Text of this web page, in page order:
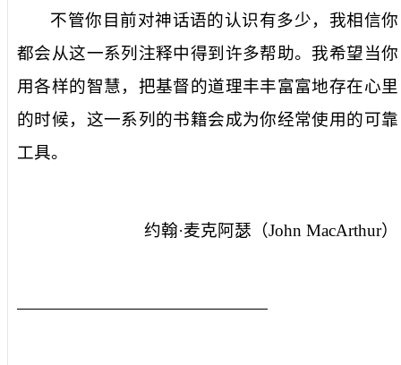
不管你目前对神话语的认识有多少，我相信你
都会从这一系列注释中得到许多帮助。我希望当你
用各样的智慧，把基督的道理丰丰富富地存在心里
的时候，这一系列的书籍会成为你经常使用的可靠
工具。
约翰·麦克阿瑟（John MacArthur）